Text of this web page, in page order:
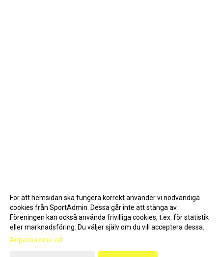
Gå till Webbversion
För att hemsidan ska fungera korrekt använder vi nödvändiga
cookies från SportAdmin. Dessa går inte att stänga av.
Föreningen kan också använda frivilliga cookies, t.ex. för statistik
eller marknadsföring. Du väljer själv om du vill acceptera dessa.
Anpassa dina val